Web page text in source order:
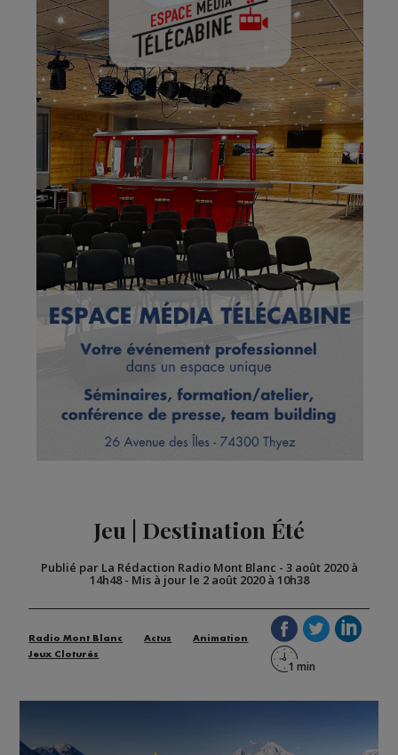
Jeu | Destination Été
Publié par La Rédaction Radio Mont Blanc - 3 août 2020 à
14h48- Mis à jour le 2 août 2020 à 10h38
Radio Mont Blanc Actus
Animation
Jeux Cloturés